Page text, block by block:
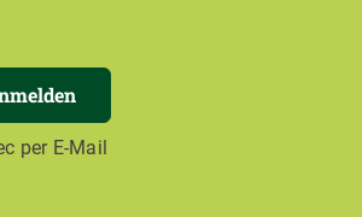
per E-Mail